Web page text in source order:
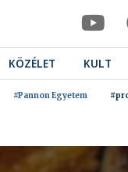
KÖZÉLET KULT
#Pannon Egyetem